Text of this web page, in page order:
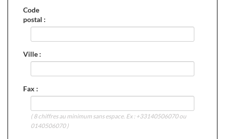
Code
postal :
Ville :
Fax :
( 8 chiffres au minimum sans espace. Ex : +33140506070 ou
0140506070 )